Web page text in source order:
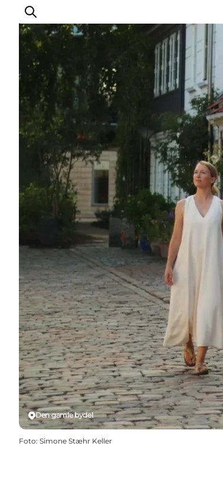
Oplev Odense
Det sker i Odense
Planlæg din tur
Inspiration
Den gamle bydel
Foto: Simone Stæhr Keller